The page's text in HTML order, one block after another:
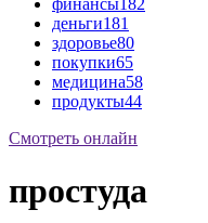
финансы 182
деньги181
здоровье80
покупки65
медицина58
продукты44
Смотреть онлайн
простуда